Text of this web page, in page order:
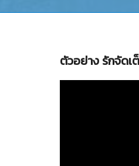
ตัวอย่าง รักจัดเ